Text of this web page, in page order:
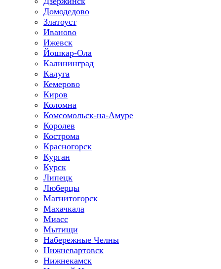
Домодедово
Златоуст
Иваново
Ижевск
Йошкар-Ола
Калининград
Калуга
Кемерово
Киров
Коломна
Комсомольск-на-Амуре
Королев
Кострома
Красногорск
Курган
Курск
Липецк
Люберцы
Магнитогорск
Махачкала
Миасс
Мытищи
Набережные Челны
Нижневартовск
Нижнекамск